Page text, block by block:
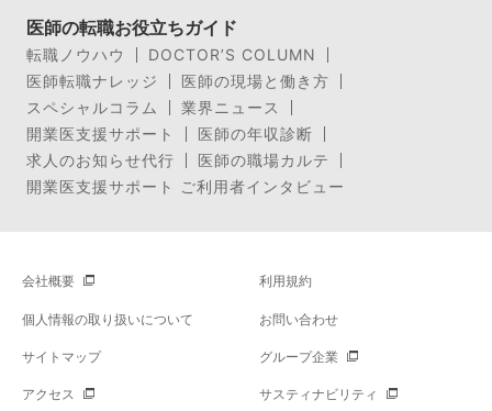
医師の転職お役立ちガイド
転職ノウハウ
DOCTOR’S COLUMN
医師転職ナレッジ
医師の現場と働き方
スペシャルコラム
業界ニュース
開業医支援サポート
医師の年収診断
求人のお知らせ代行
医師の職場カルテ
開業医支援サポート ご利用者インタビュー
会社概要 利用規約
個人情報の取り扱いについて お問い合わせ
サイトマップ グループ企業
アクセス サスティナビリティ